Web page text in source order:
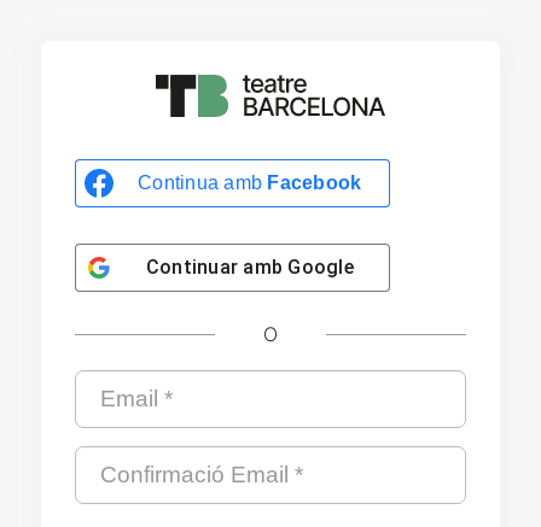
Continua amb Facebook
Continuar amb Google
O